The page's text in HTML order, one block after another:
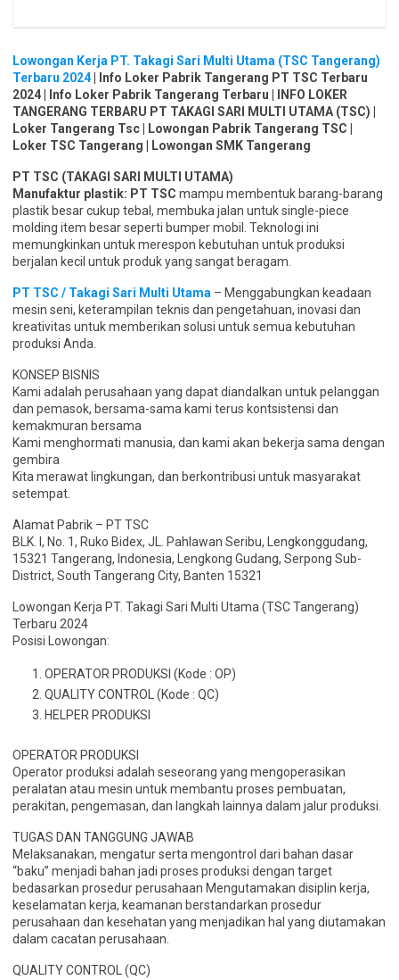
Lowongan Kerja PT. Takagi Sari Multi Utama (TSC Tangerang)
Terbaru 2024 | Info Loker Pabrik Tangerang PT TSC Terbaru
2024 | Info Loker Pabrik Tangerang Terbaru | INFO LOKER
TANGERANG TERBARU PT TAKAGI SARI MULTI UTAMA (TSC) |
Loker Tangerang Tsc | Lowongan Pabrik Tangerang TSC |
Loker TSC Tangerang | Lowongan SMK Tangerang
PT TSC (TAKAGI SARI MULTI UTAMA)
Manufaktur plastik: PT TSC mampu membentuk barang-barang
plastik besar cukup tebal, membuka jalan untuk single-piece
molding item besar seperti bumper mobil. Teknologi ini
memungkinkan untuk merespon kebutuhan untuk produksi
berjalan kecil untuk produk yang sangat beragam.
PT TSC / Takagi Sari Multi Utama – Menggabungkan keadaan
mesin seni, keterampilan teknis dan pengetahuan, inovasi dan
kreativitas untuk memberikan solusi untuk semua kebutuhan
produksi Anda.
KONSEP BISNIS
Kami adalah perusahaan yang dapat diandalkan untuk pelanggan
dan pemasok, bersama-sama kami terus kontsistensi dan
kemakmuran bersama
Kami menghormati manusia, dan kami akan bekerja sama dengan
gembira
Kita merawat lingkungan, dan berkontribusi untuk masyarakat
setempat.
Alamat Pabrik – PT TSC
BLK. I, No. 1, Ruko Bidex, JL. Pahlawan Seribu, Lengkonggudang,
15321 Tangerang, Indonesia, Lengkong Gudang, Serpong Sub-
District, South Tangerang City, Banten 15321
Lowongan Kerja PT. Takagi Sari Multi Utama (TSC Tangerang)
Terbaru 2024
Posisi Lowongan:
OPERATOR PRODUKSI (Kode : OP)
QUALITY CONTROL (Kode : QC)
HELPER PRODUKSI
OPERATOR PRODUKSI
Operator produksi adalah seseorang yang mengoperasikan
peralatan atau mesin untuk membantu proses pembuatan,
perakitan, pengemasan, dan langkah lainnya dalam jalur produksi.
TUGAS DAN TANGGUNG JAWAB
Melaksanakan, mengatur serta mengontrol dari bahan dasar
“baku” menjadi bahan jadi proses produksi dengan target
bedasarkan prosedur perusahaan Mengutamakan disiplin kerja,
keselamatan kerja, keamanan berstandarkan prosedur
perusahaan dan kesehatan yang menjadikan hal yang diutamakan
dalam cacatan perusahaan.
QUALITY CONTROL (QC)